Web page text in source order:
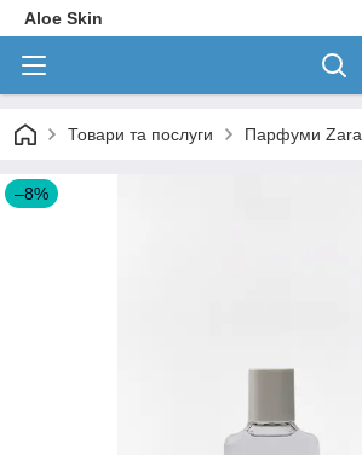
Aloe Skin
Товари та послуги Парфуми Zara
–8%